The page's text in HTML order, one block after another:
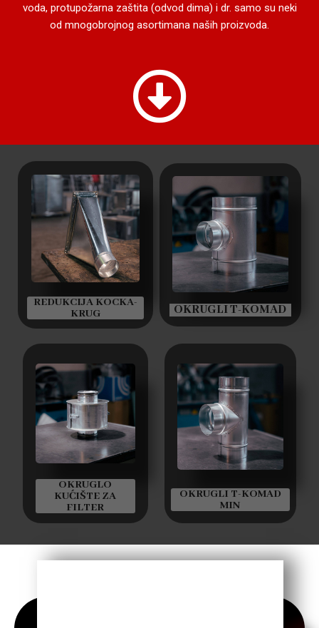
voda, protupožarna zaštita (odvod dima) i dr. samo su neki
od mnogobrojnog asortimana naših proizvoda.
REDUKCIJA KOCKA-
KRUG
OKRUGLI T-KOMAD
OKRUGLO
KUĆIŠTE ZA
FILTER
OKRUGLI T-KOMAD
MIN